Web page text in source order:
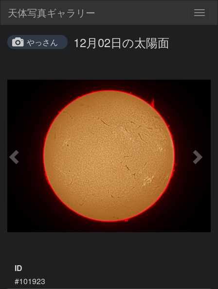
天体写真ギャラリー
やっさん 12月02日の太陽面
ID
#101923